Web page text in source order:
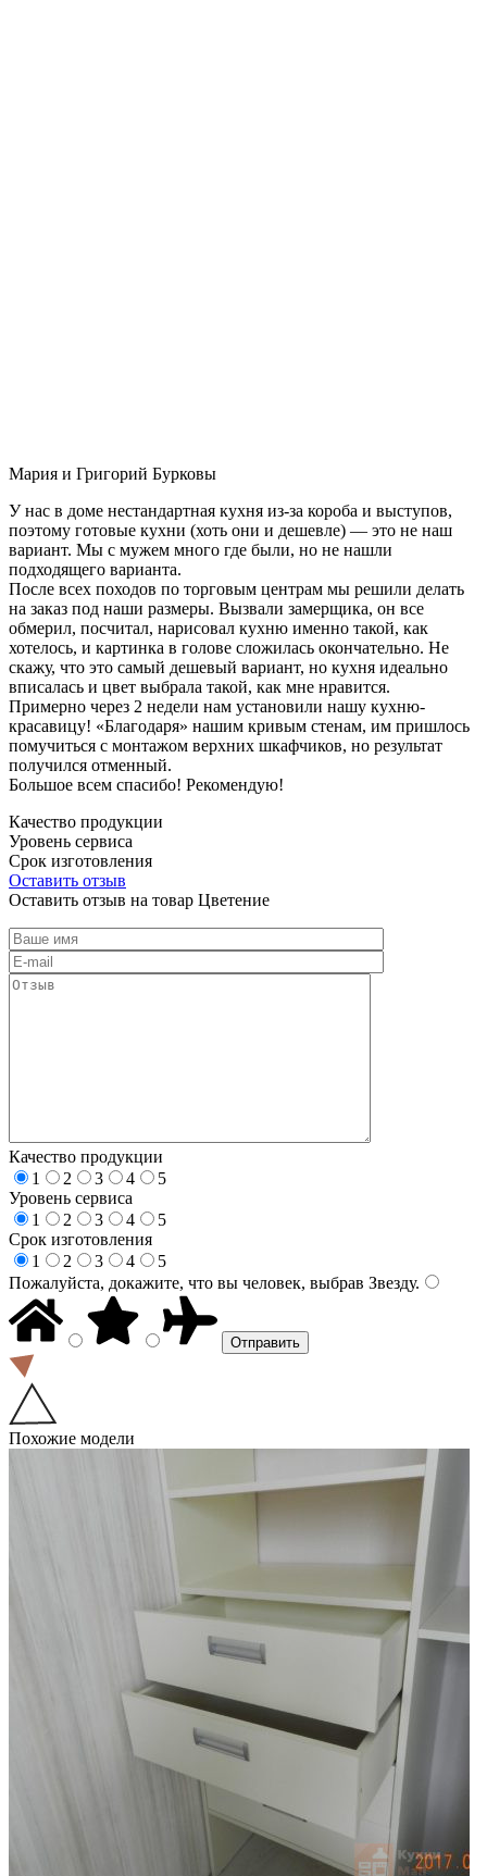
Мария и Григорий Бурковы
У нас в доме нестандартная кухня из-за короба и выступов,
поэтому готовые кухни (хоть они и дешевле) — это не наш
вариант. Мы с мужем много где были, но не нашли
подходящего варианта.
После всех походов по торговым центрам мы решили делать
на заказ под наши размеры. Вызвали замерщика, он все
обмерил, посчитал, нарисовал кухню именно такой, как
хотелось, и картинка в голове сложилась окончательно. Не
скажу, что это самый дешевый вариант, но кухня идеально
вписалась и цвет выбрала такой, как мне нравится.
Примерно через 2 недели нам установили нашу кухню-
красавицу! «Благодаря» нашим кривым стенам, им пришлось
помучиться с монтажом верхних шкафчиков, но результат
получился отменный.
Большое всем спасибо! Рекомендую!
Качество продукции
Уровень сервиса
Срок изготовления
Оставить отзыв
Оставить отзыв на товар Цветение
Качество продукции
1
2 3 4
5
Уровень сервиса
1
2 3 4
5
Срок изготовления
1
2 3 4
5
Пожалуйста, докажите, что вы человек, выбрав Звезду.
Похожие модели